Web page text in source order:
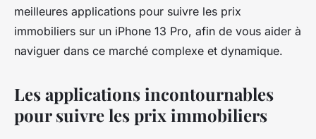
meilleures applications pour suivre les prix
immobiliers sur un iPhone 13 Pro, afin de vous aider à
naviguer dans ce marché complexe et dynamique.
Les applications incontournables
pour suivre les prix immobiliers